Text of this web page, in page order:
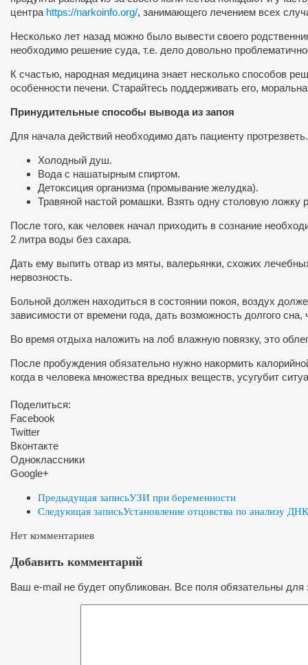
центра https://narkoinfo.org/, занимающего лечением всех
Несколько лет назад можно было вывести своего
необходимо решение суда, т.е. дело довольно
К счастью, народная медицина знает несколько способов
особенности печени. Старайтесь поддерживать его,
Принудительные способы вывода из запоя
Для начала действий необходимо дать пациенту
Холодный душ.
Вода с нашатырным спиртом.
Детоксиция организма (промывание желудка).
Травяной настой ромашки. Взять одну столовую ложку
После того, как человек начал приходить в сознание
2 литра воды без сахара.
Дать ему выпить отвар из мяты, валерьянки, схожих
нервозность.
Больной должен находиться в состоянии покоя, воздух
зависимости от времени года, дать возможность долгого
Во время отдыха наложить на лоб влажную повязку, это
После пробуждения обязательно нужно накормить
когда в человека множества вредных веществ, усугубит
Поделиться:
Facebook
Twitter
Вконтакте
Одноклассники
Google+
Предыдущая записьУЗИ при беременности
Следующая записьУстановление отцовства по анализу ДНК
Нет комментариев
Добавить комментарий
Ваш e-mail не будет опубликован. Все поля обязательны для